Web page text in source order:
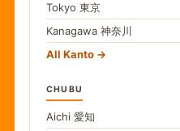
Tokyo 東京
Kanagawa 神奈川
All Kanto
CHUBU
Aichi 愛知